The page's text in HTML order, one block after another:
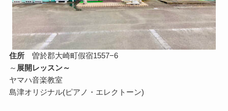
住所曽於郡大崎町假宿1557−6
～ 展開レッスン～
ヤマハ音楽教室
島津オリジナル(ピアノ・エレクトーン)